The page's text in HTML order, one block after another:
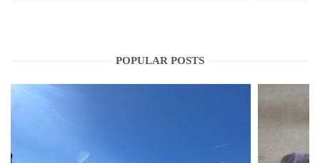
POPULAR POSTS